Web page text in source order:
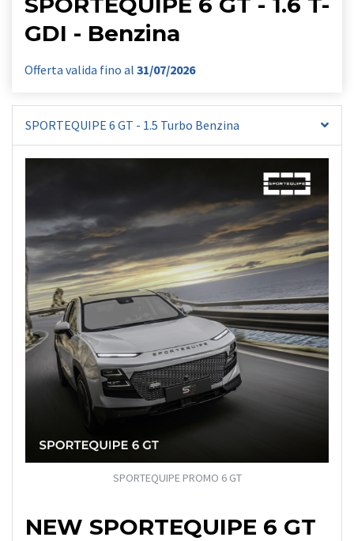
GDI - Benzina
Offerta valida fino al 31/07/2026
SPORTEQUIPE 6 GT - 1.5 Turbo Benzina
SPORTEQUIPE PROMO 6 GT
NEW SPORTEQUIPE 6 GT